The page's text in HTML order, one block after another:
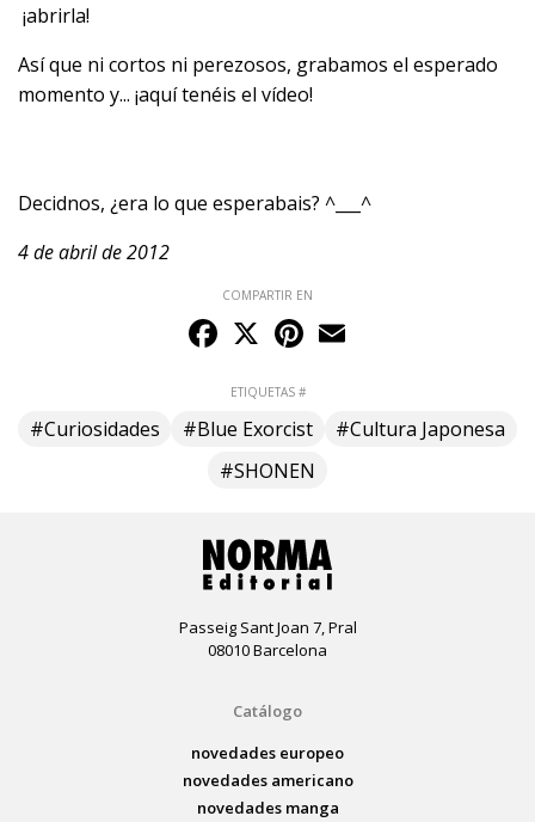
¡abrirla!
Así que ni cortos ni perezosos, grabamos el esperado
momento y... ¡aquí tenéis el vídeo!
Decidnos, ¿era lo que esperabais? ^___^
4 de abril de 2012
COMPARTIR EN
Facebook
X Pinterest
ETIQUETAS #
#Curiosidades #Blue Exorcist
#Cultura Japonesa
#SHONEN
Passeig Sant Joan 7, Pral
08010 Barcelona
Catálogo
novedades europeo
novedades americano
novedades manga